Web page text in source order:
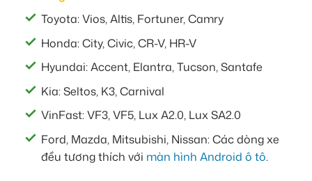
Toyota: Vios, Altis, Fortuner, Camry
Honda: City, Civic, CR-V, HR-V
Hyundai: Accent, Elantra, Tucson, Santafe
Kia: Seltos, K3, Carnival
VinFast: VF3, VF5, Lux A2.0, Lux SA2.0
Ford, Mazda, Mitsubishi, Nissan: Các dòng xe
đều tương thích với màn hình Android ô tô.